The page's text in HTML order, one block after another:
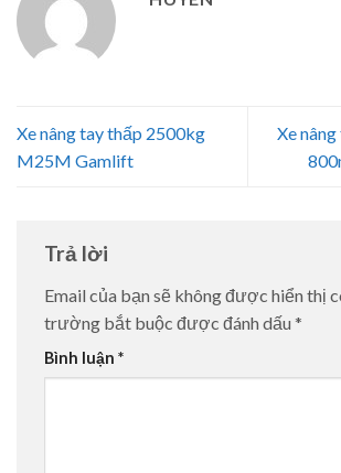
Xe nâng tay thấp 2500kg
M25M Gamlift
Xe
Trả lời
Email của bạn sẽ không được hiển thị
trường bắt buộc được đánh dấu *
Bình luận *